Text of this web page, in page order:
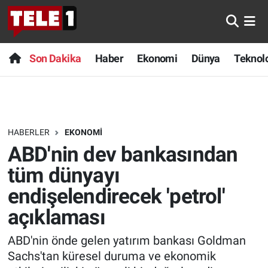
Son Dakika Haber Ekonomi Dünya
HABERLER EKONOMI
ABD'nin dev bankasından
tüm dünyayı
endişelendirecek 'petrol'
açıklaması
ABD'nin önde gelen yatırım bankası Goldman
Sachs'tan küresel duruma ve ekonomik
Anında Manşet
Başka Sohbetler
Bilim turu
Bilim ve Teknoloji Evreni
Doğa Konuşuyor
Dünya
Ege Saati
Son Dakika
Haber
Dünya
Teknoloji
Sağlık
Spor
Yayın Akışı
Nöbetçi Eczaneler
Hava Durumu
Trafik Durumu
Süper Lig Puan Durumu ve Fikstür
Tüm Manşetler
Son Dakika Haberleri
Haber Arşivi